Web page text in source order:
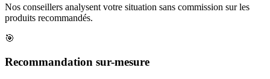
Nos conseillers analysent votre situation sans commission sur les
produits recommandés.
🎯
Recommandation sur-mesure